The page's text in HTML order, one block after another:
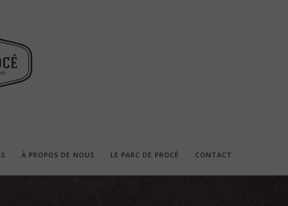
À PROPOS DE NOUS LE PARC DE PROCÉ CONTACT